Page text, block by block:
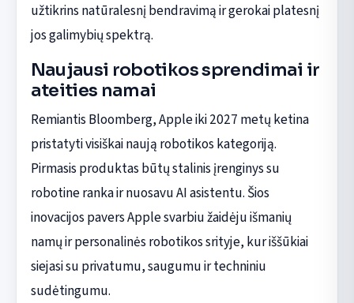
užtikrins natūralesnį bendravimą ir gerokai platesnį
jos galimybių spektrą.
Naujausi robotikos sprendimai ir
ateities namai
Remiantis Bloomberg, Apple iki 2027 metų ketina
pristatyti visiškai naują robotikos kategoriją.
Pirmasis produktas būtų stalinis įrenginys su
robotine ranka ir nuosavu AI asistentu. Šios
inovacijos pavers Apple svarbiu žaidėju išmanių
namų ir personalinės robotikos srityje, kur iššūkiai
siejasi su privatumu, saugumu ir techniniu
sudėtingumu.